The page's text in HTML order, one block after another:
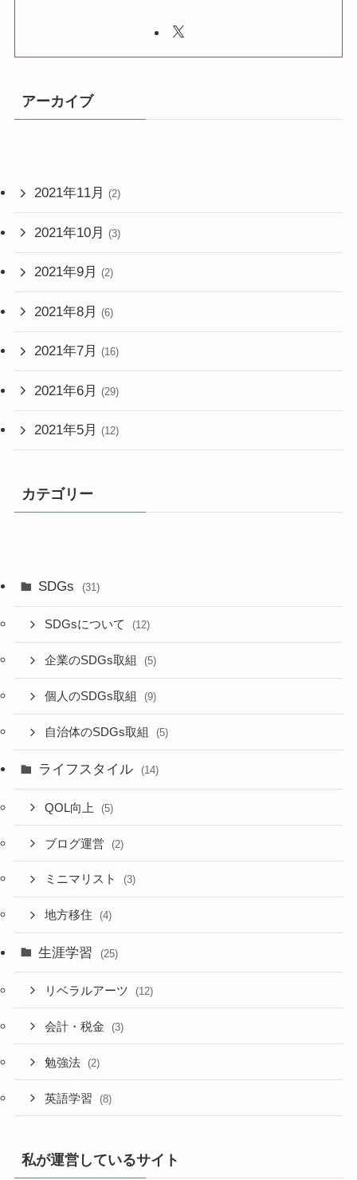
アーカイブ
2021年11月 (2)
2021年10月 (3)
2021年9月 (2)
2021年8月 (6)
2021年7月 (16)
2021年6月 (29)
2021年5月 (12)
カテゴリー
SDGs (31)
SDGsについて (12)
企業のSDGs取組 (5)
個人のSDGs取組 (9)
自治体のSDGs取組 (5)
ライフスタイル (14)
QOL向上 (5)
ブログ運営 (2)
ミニマリスト (3)
地方移住 (4)
生涯学習 (25)
リベラルアーツ (12)
会計・税金 (3)
勉強法 (2)
英語学習 (8)
私が運営しているサイト